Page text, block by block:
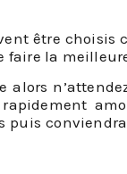
être choisis
faire la